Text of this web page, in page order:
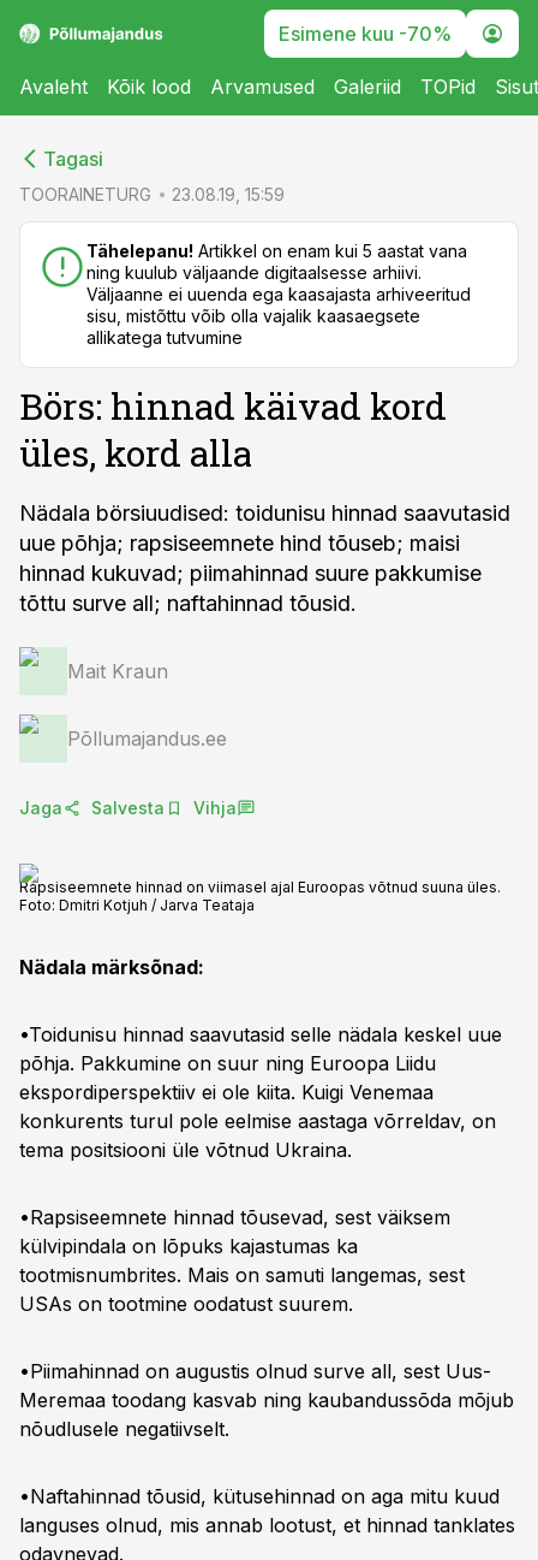
Esimene kuu -70%
Avaleht Kõik lood Arvamused Galeriid TOPid
Tagasi
TOORAINETURG 23.08.19, 15:59
Tähelepanu! Artikkel on enam kui 5 aastat vana
ning kuulub väljaande digitaalsesse arhiivi.
Väljaanne ei uuenda ega kaasajasta arhiveeritud
sisu, mistõttu võib olla vajalik kaasaegsete
allikatega tutvumine
Börs: hinnad käivad kord
üles, kord alla
Nädala börsiuudised: toidunisu hinnad saavutasid
uue põhja; rapsiseemnete hind tõuseb; maisi
hinnad kukuvad; piimahinnad suure pakkumise
tõttu surve all; naftahinnad tõusid.
Mait Kraun
Põllumajandus.ee
Jaga Salvesta Vihja
Rapsiseemnete hinnad on viimasel ajal Euroopas võtnud suuna üles.
Foto: Dmitri Kotjuh / Jarva Teataja
Nädala märksõnad:
•Toidunisu hinnad saavutasid selle nädala keskel uue
põhja. Pakkumine on suur ning Euroopa Liidu
ekspordiperspektiiv ei ole kiita. Kuigi Venemaa
konkurents turul pole eelmise aastaga võrreldav, on
tema positsiooni üle võtnud Ukraina.
•Rapsiseemnete hinnad tõusevad, sest väiksem
külvipindala on lõpuks kajastumas ka
tootmisnumbrites. Mais on samuti langemas, sest
USAs on tootmine oodatust suurem.
•Piimahinnad on augustis olnud surve all, sest Uus-
Meremaa toodang kasvab ning kaubandussõda mõjub
nõudlusele negatiivselt.
•Naftahinnad tõusid, kütusehinnad on aga mitu kuud
languses olnud, mis annab lootust, et hinnad tanklates
odavnevad.